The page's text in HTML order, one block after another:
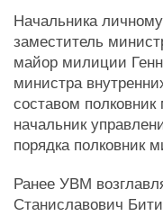
Начальника
заместитель
майор милиции
министра
составом
начальник
порядка полковник
Ранее УВМ
Станиславович